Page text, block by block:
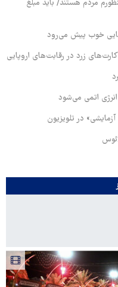
مردم هستند/ باید مبلغ
خوب پیش می‌رود
زرد در رقابت‌های اروپایی
اتمی می‌شود
در تلویزیون